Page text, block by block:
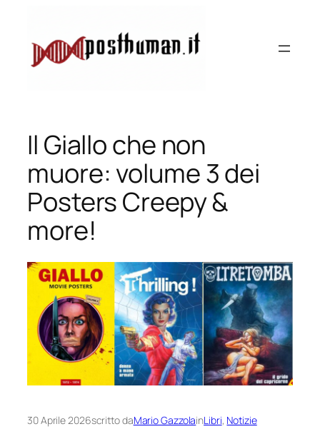
contenuto
Il Giallo che non
muore: volume 3 dei
Posters Creepy &
more!
30 Aprile 2026scritto daMario GazzolainLibri, Notizie